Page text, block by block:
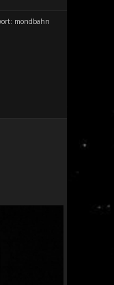
mondbahn